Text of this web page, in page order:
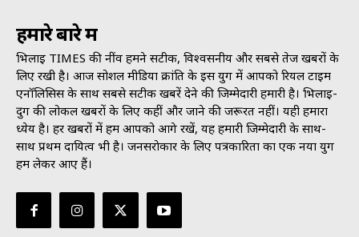
हमारे बारे में
भिलाई TIMES की नींव हमने सटीक, विश्वसनीय और सबसे तेज खबरों के
लिए रखी है। आज सोशल मीडिया क्रांति के इस युग में आपको रियल टाइम
एनॉलिसिस के साथ सबसे सटीक खबरें देने की जिम्मेदारी हमारी है। भिलाई-
दुर्ग की लोकल खबरों के लिए कहीं और जाने की जरूरत नहीं। यही हमारा
ध्येय है। हर खबरों में हम आपको आगे रखें, यह हमारी जिम्मेदारी के साथ-
साथ प्रथम दायित्व भी है। जनसराेकार के लिए पत्रकारिता का एक नया युग
हम लेकर आए हैं।